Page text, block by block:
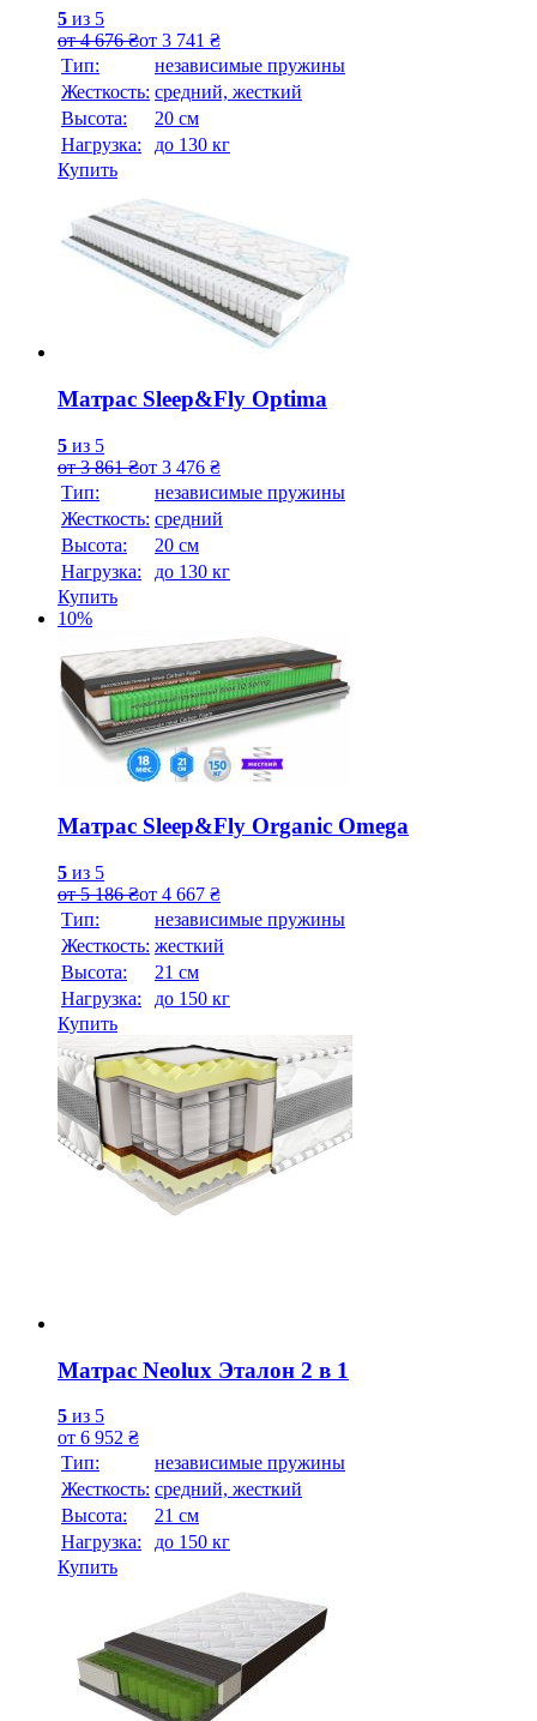
5 из 5
от4 676₴от 3 741 ₴
Тип:
независимые пружины
Жесткость: средний, жесткий
Высотa:
20 см
Нагрузка:
до 130 кг
Купить
Матрас Sleep&Fly Optima
5 из 5
от3 861₴от 3 476 ₴
Тип:
независимые пружины
Жесткость: средний
Высотa:
20 см
Нагрузка:
до 130 кг
Купить
10%
Матрас Sleep&Fly Organic Omega
5 из 5
от5 186₴от 4 667 ₴
Тип:
независимые пружины
Жесткость: жесткий
Высотa:
21 см
Нагрузка:
до 150 кг
Купить
Матрас Neolux Эталон 2 в 1
5 из 5
от 6 952 ₴
Тип:
независимые пружины
Жесткость: средний, жесткий
Высотa:
21 см
Нагрузка:
до 150 кг
Купить